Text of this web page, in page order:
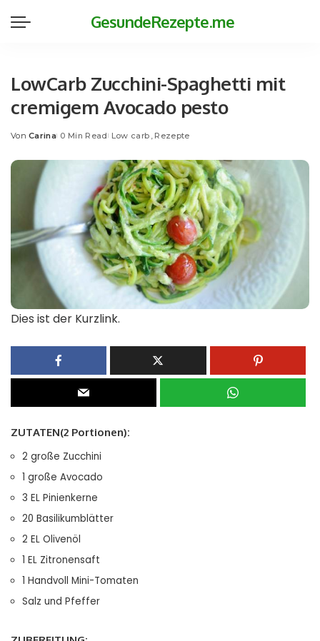
GesundeRezepte.me
LowCarb Zucchini-Spaghetti mit
cremigem Avocado pesto
Posted
Von Carina 0 Min Read Low carb Rezepte
Dies ist der Kurzlink.
ZUTATEN(2 Portionen):
2 große Zucchini
1 große Avocado
3 EL Pinienkerne
20 Basilikumblätter
2 EL Olivenöl
1 EL Zitronensaft
1 Handvoll Mini-Tomaten
Salz und Pfeffer